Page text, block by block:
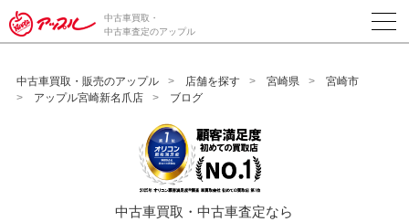
/*ABテスト_新規査定フォームの為のCVボタン*/
中古車買取・
中古車査定のアップル
中古車買取・販売のアップル 店舗を探す 宮崎県
宮崎市
アップル宮崎新名爪店
ブログ
中古車買取・中古車査定なら